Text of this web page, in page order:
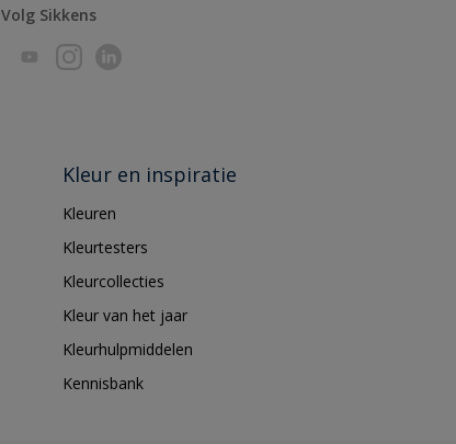
Volg Sikkens
Kleur en inspiratie
Kleuren
Kleurtesters
Kleurcollecties
Kleur van het jaar
Kleurhulpmiddelen
Kennisbank